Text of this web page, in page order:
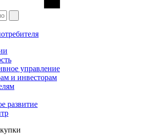
управление
и инвесторам
развитие